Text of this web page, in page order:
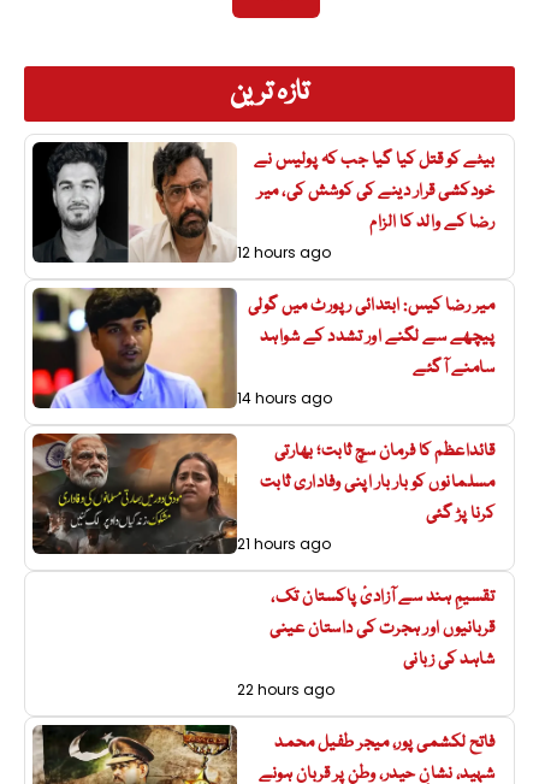
تازہ ترین
بیٹے کو قتل کیا گیا جب کہ پولیس نے
خودکشی قرار دینے کی کوشش کی، میر
رضا کے والد کا الزام
12 hours ago
میر رضا کیس: ابتدائی رپورٹ میں گولی
پیچھے سے لگنے اور تشدد کے شواہد
سامنے آگئے
14 hours ago
قائداعظم کا فرمان سچ ثابت؛ بھارتی
مسلمانوں کو بار بار اپنی وفاداری ثابت
کرنا پڑ گئی
21 hours ago
تقسیمِ ہند سے آزادیٔ پاکستان تک،
قربانیوں اور ہجرت کی داستان عینی
شاہد کی زبانی
22 hours ago
فاتح لکشمی پور، میجر طفیل محمد
شہید، نشانِ حیدر، وطن پر قربان ہونے